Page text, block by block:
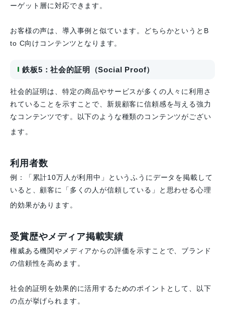
ーゲット層に対応できます。
お客様の声は、導入事例と似ています。どちらかというとB
to C向けコンテンツとなります。
鉄板5：社会的証明（Social Proof）
社会的証明は、特定の商品やサービスが多くの人々に利用さ
れていることを示すことで、新規顧客に信頼感を与える強力
なコンテンツです。以下のような種類のコンテンツがござい
ます。
利用者数
例：「累計10万人が利用中」というふうにデータを掲載して
いると、顧客に「多くの人が信頼している」と思わせる心理
的効果があります。
受賞歴やメディア掲載実績
権威ある機関やメディアからの評価を示すことで、ブランド
の信頼性を高めます。
社会的証明を効果的に活用するためのポイントとして、以下
の点が挙げられます。